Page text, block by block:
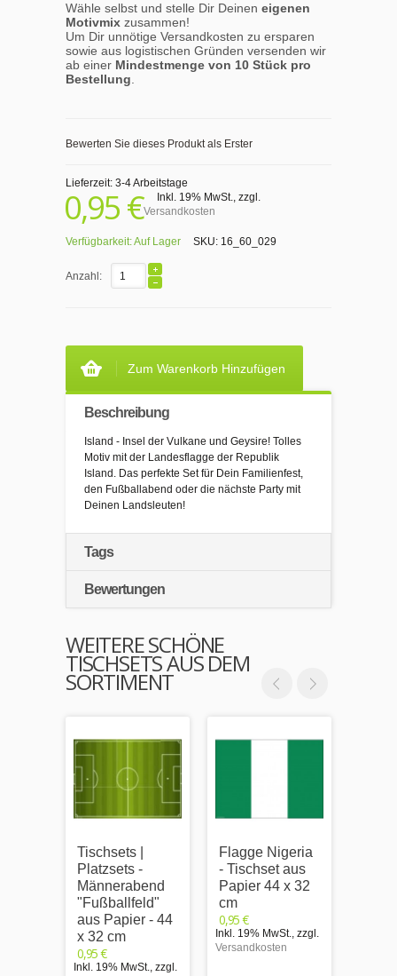
Wähle selbst und stelle Dir Deinen eigenen
Motivmix zusammen!
Um Dir unnötige Versandkosten zu ersparen
sowie aus logistischen Gründen versenden wir
ab einer Mindestmenge von 10 Stück pro
Bestellung.
Bewerten Sie dieses Produkt als Erster
Lieferzeit: 3-4 Arbeitstage
0,95 € Inkl. 19% MwSt., zzgl.
Versandkosten
Verfügbarkeit:Auf Lager SKU: 16_60_029
Anzahl:
Zum Warenkorb Hinzufügen
Beschreibung
Island - Insel der Vulkane und Geysire! Tolles
Motiv mit der Landesflagge der Republik
Island. Das perfekte Set für Dein Familienfest,
den Fußballabend oder die nächste Party mit
Deinen Landsleuten!
Tags
Bewertungen
WEITERE SCHÖNE
TISCHSETS AUS DEM
SORTIMENT
Tischsets |
Platzsets -
Männerabend
"Fußballfeld"
aus Papier - 44
x 32 cm
0,95 €
Inkl. 19% MwSt., zzgl.
Flagge Nigeria
- Tischset aus
Papier 44 x 32
cm
0,95 €
Inkl. 19% MwSt., zzgl.
Versandkosten